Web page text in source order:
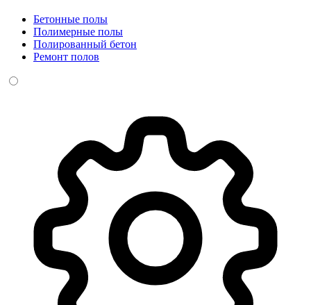
Бетонные полы
Полимерные полы
Полированный бетон
Ремонт полов